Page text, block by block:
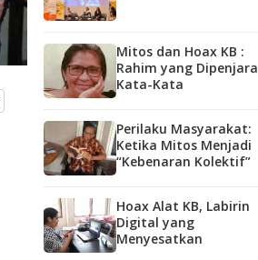
Mitos dan Hoax KB :
Rahim yang Dipenjara
Kata-Kata
Perilaku Masyarakat:
Ketika Mitos Menjadi
“Kebenaran Kolektif”
Hoax Alat KB, Labirin
Digital yang
Menyesatkan